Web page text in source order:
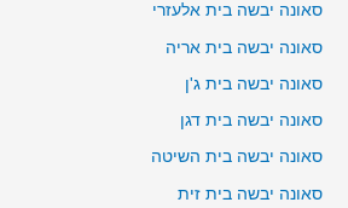
סאונה יבשה בית אלעזרי
סאונה יבשה בית אריה
סאונה יבשה בית ג'ן
סאונה יבשה בית דגן
סאונה יבשה בית השיטה
סאונה יבשה בית זית